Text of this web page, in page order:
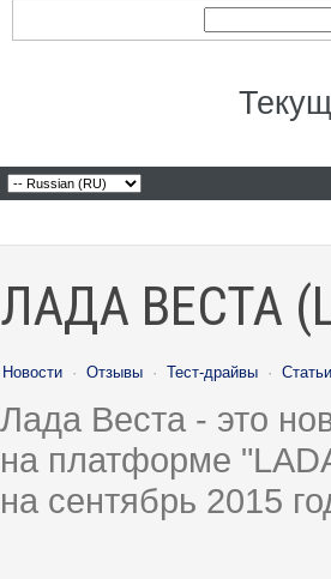
ЛАДА ВЕСТА
Новости · Отзывы · Тест-драйвы · Статьи
Лада Веста - это
на платформе
на сентябрь 2015